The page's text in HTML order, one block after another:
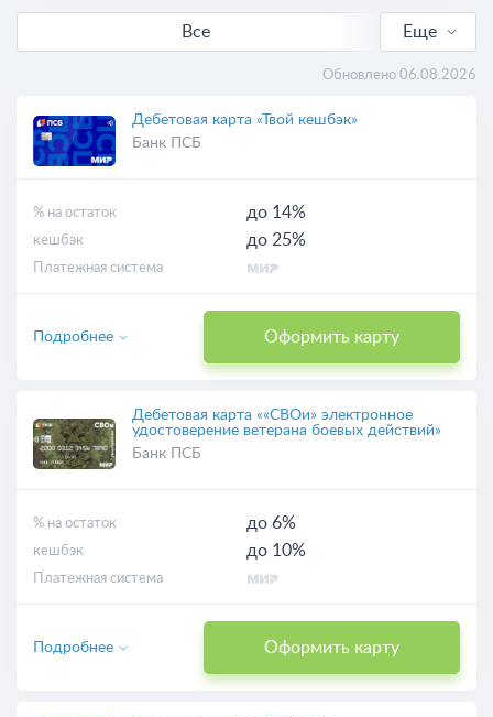
Все
Выгодные
Еще
Обновлено 06.08.2026
Дебетовая карта «Твой кешбэк»
Банк ПСБ
% на остаток до 14%
кешбэк до 25%
Платежная система
Оформить карту
Подробнее
Дебетовая карта ««СВОи» электронное
удостоверение ветерана боевых действий»
Банк ПСБ
% на остаток до 6%
кешбэк до 10%
Платежная система
Оформить карту
Подробнее